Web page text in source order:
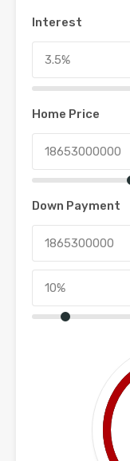
Interest
Home Price
Down Payment